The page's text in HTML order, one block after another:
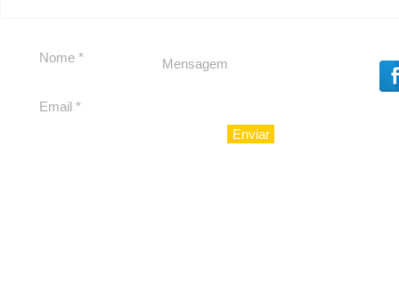
para São Paulo
Enviar